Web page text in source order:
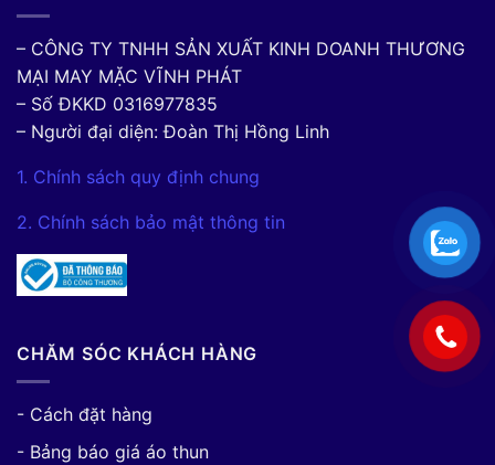
– CÔNG TY TNHH SẢN XUẤT KINH DOANH THƯƠNG
MẠI MAY MẶC VĨNH PHÁT
– Số ĐKKD 0316977835
– Người đại diện: Đoàn Thị Hồng Linh
1. Chính sách quy định chung
2. Chính sách bảo mật thông tin
CHĂM SÓC KHÁCH HÀNG
- Cách đặt hàng
- Bảng báo giá áo thun